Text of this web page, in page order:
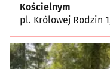
Kościelnym
pl. Królowej Rodzin